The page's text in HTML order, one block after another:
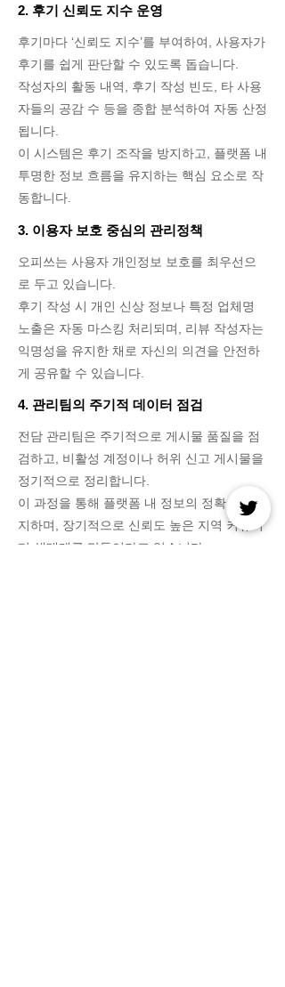
2. 후기 신뢰도 지수 운영
후기마다 ‘신뢰도 지수’를 부여하여, 사용자가
후기를 쉽게 판단할 수 있도록 돕습니다.
작성자의 활동 내역, 후기 작성 빈도, 타 사용
자들의 공감 수 등을 종합 분석하여 자동 산정
됩니다.
이 시스템은 후기 조작을 방지하고, 플랫폼 내
투명한 정보 흐름을 유지하는 핵심 요소로 작
동합니다.
3. 이용자 보호 중심의 관리정책
오피쓰는 사용자 개인정보 보호를 최우선으
로 두고 있습니다.
후기 작성 시 개인 신상 정보나 특정 업체명
노출은 자동 마스킹 처리되며, 리뷰 작성자는
익명성을 유지한 채로 자신의 의견을 안전하
게 공유할 수 있습니다.
4. 관리팀의 주기적 데이터 점검
전담 관리팀은 주기적으로 게시물 품질을 점
검하고, 비활성 계정이나 허위 신고 게시물을
정기적으로 정리합니다.
이 과정을 통해 플랫폼 내 정보의 정확성을 유
지하며, 장기적으로 신뢰도 높은 지역 커뮤니
티 생태계를 만들어가고 있습니다.